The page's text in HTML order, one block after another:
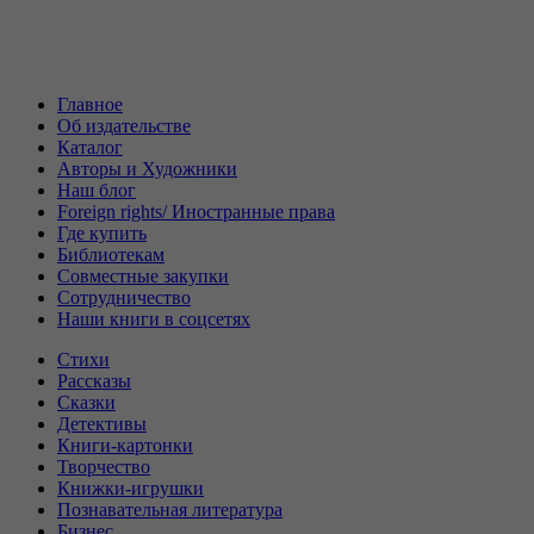
Главное
Об издательстве
Каталог
Авторы и Художники
Наш блог
Foreign rights/ Иностранные права
Где купить
Библиотекам
Совместные закупки
Сотрудничество
Наши книги в соцсетях
Стихи
Рассказы
Сказки
Детективы
Книги-картонки
Творчество
Книжки-игрушки
Познавательная литература